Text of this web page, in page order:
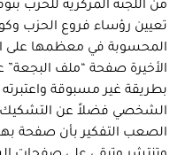
من اللجنة المركزية للحزب
تعيين رؤساء فروع الحزب
المحسوبة في معظمها على
الأخيرة صفحة “ملف البجعة”
بطريقة غير مسبوقة
الشخصي فضلاً عن التشكيك
الصعب التفكير بأن صفحة